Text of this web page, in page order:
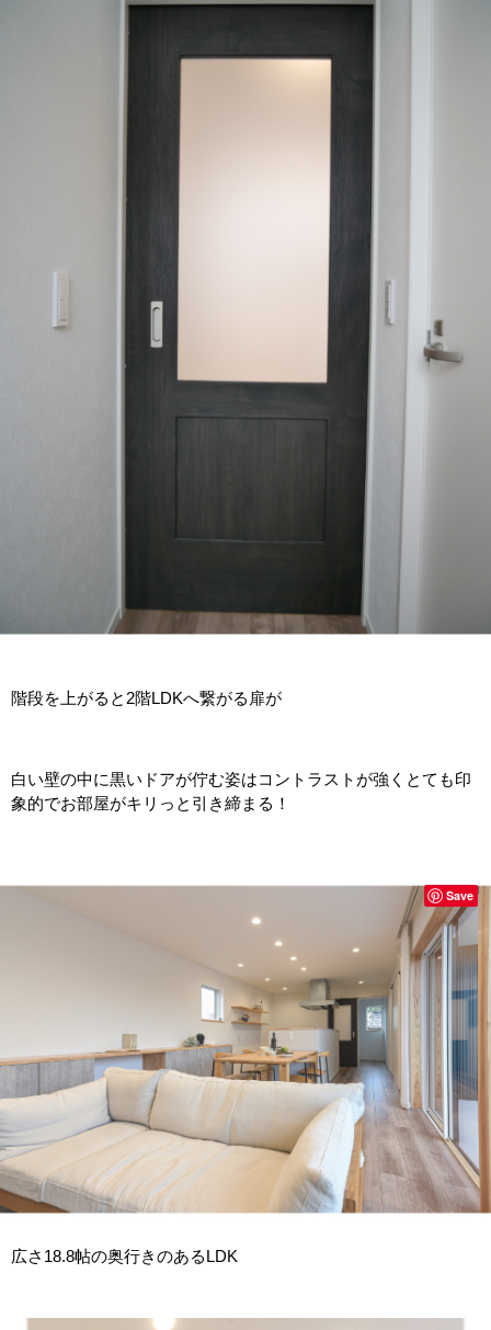
階段を上がると2階LDKへ繋がる扉が
白い壁の中に黒いドアが佇む姿はコントラストが強くとても印
象的でお部屋がキリっと引き締まる！
広さ18.8帖の奥行きのあるLDK
Save